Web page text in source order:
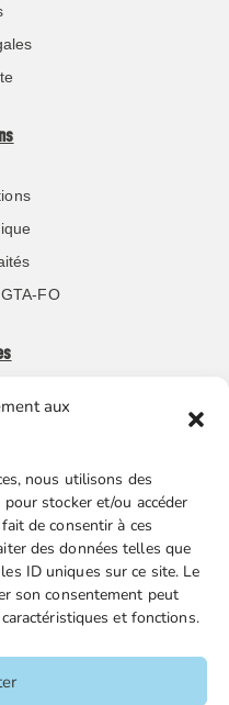
aux
nous utilisons des
stocker et/ou accéder
de consentir à ces
des données telles que
ID uniques sur ce site. Le
son consentement peut
et fonctions.
FO
– 92170 Vanves / 01 86